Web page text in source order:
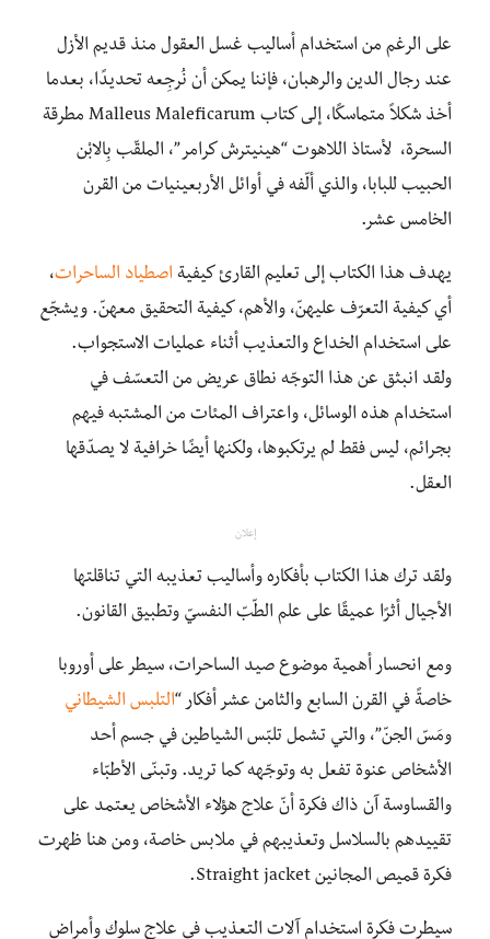
على الرغم من استخدام أساليب غسل العقول منذ قديم الأزل
عند رجال الدين والرهبان، فإننا يمكن أن نُرجِعه تحديدًا، بعدما
أخذ شكلاً متماسكًا، إلى كتاب Malleus Maleficarum مطرقة
السحرة، لأستاذ اللاهوت “هينيترش كرامر”، الملقّب بِالابْن
الحبيب للبابا، والذي ألّفه في أوائل الأربعينيات من القرن
الخامس عشر.
يهدف هذا الكتاب إلى تعليم القارئ كيفية اصطياد الساحرات،
أي كيفية التعرّف عليهنّ، والأهم، كيفية التحقيق معهنّ. ويشجّع
على استخدام الخداع والتعذيب أثناء عمليات الاستجواب.
ولقد انبثق عن هذا التوجّه نطاق عريض من التعسّف في
استخدام هذه الوسائل، واعتراف المئات من المشتبه فيهم
بجرائم، ليس فقط لم يرتكبوها، ولكنها أيضًا خرافية لا يصدّقها
العقل.
إعلان
ولقد ترك هذا الكتاب بأفكاره وأساليب تعذيبه التي تناقلتها
الأجيال أثرًا عميقًا على علم الطّبّ النفسيّ وتطبيق القانون.
ومع انحسار أهمية موضوع صيد الساحرات، سيطر على أوروبا
خاصةً في القرن السابع والثامن عشر أفكار “التلبس الشيطاني
ومَسّ الجنّ”، والتي تشمل تلبّس الشياطين في جسم أحد
الأشخاص عنوة تفعل به وتوجّهه كما تريد. وتبنّى الأطبّاء
والقساوسة آن ذاك فكرة أنّ علاج هؤلاء الأشخاص يعتمد على
تقييدهم بالسلاسل وتعذيبهم في ملابس خاصة، ومن هنا ظهرت
فكرة قميص المجانين Straight jacket.
سيطرت فكرة استخدام آلات التعذيب في علاج سلوك وأمراض